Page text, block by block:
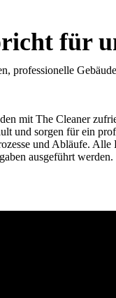
für
professionelle
mit The Cleaner
und sorgen für ein
und Abläufe.
ausgeführt werden.